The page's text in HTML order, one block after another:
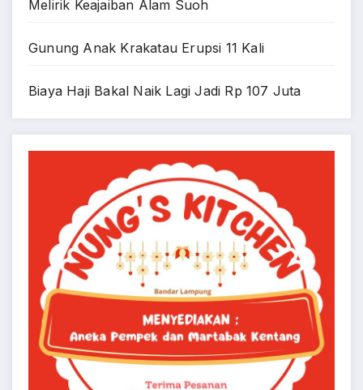
Melirik Keajaiban Alam Suoh
Gunung Anak Krakatau Erupsi 11 Kali
Biaya Haji Bakal Naik Lagi Jadi Rp 107 Juta